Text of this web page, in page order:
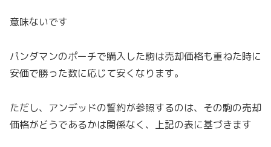
意味ないです
パンダマンのポーチで購入した駒は売却価格も重ねた時に
安価で勝った数に応じて安くなります。
ただし、アンデッドの誓約が参照するのは、その駒の売却
価格がどうであるかは関係なく、上記の表に基づきます